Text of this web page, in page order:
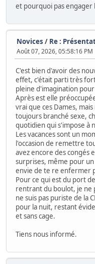
et pourquoi pas engager
Novices / Re :
Août 07, 2026, 05:58:16 PM
C'est bien d'avoir des
effet, c'était parti très
pleine d'imagination
Après est elle
vrai que ces Dames,
toujours branché sexe,
quotidien qui s'impose à
Les vacances sont un
l'occasion de remettre
avez encore des congés
surprises, même pour
envie de te re enfermer
Pour ce qui est du port
rentrant du boulot, je ne
ne suis pas puriste de la
pour la nuit, restant
et sans cage.
Tiens nous informé.